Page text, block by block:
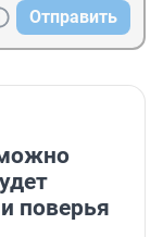
Отправить
поверья